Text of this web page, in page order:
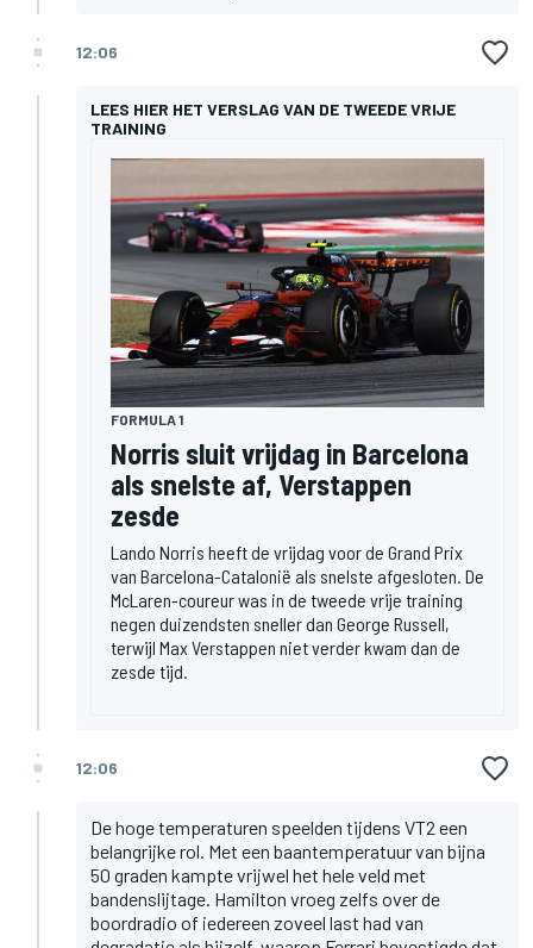
12:06
LEES HIER HET VERSLAG VAN DE TWEEDE VRIJE
TRAINING
FORMULA 1
Norris sluit vrijdag in Barcelona
als snelste af, Verstappen
zesde
Lando Norris heeft de vrijdag voor de Grand Prix
van Barcelona-Catalonië als snelste afgesloten. De
McLaren-coureur was in de tweede vrije training
negen duizendsten sneller dan George Russell,
terwijl Max Verstappen niet verder kwam dan de
zesde tijd.
12:06
De hoge temperaturen speelden tijdens VT2 een
belangrijke rol. Met een baantemperatuur van bijna
50 graden kampte vrijwel het hele veld met
bandenslijtage. Hamilton vroeg zelfs over de
boordradio of iedereen zoveel last had van